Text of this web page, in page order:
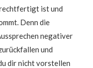
ist und
Denn die
negativer
und
dir nicht vorstellen